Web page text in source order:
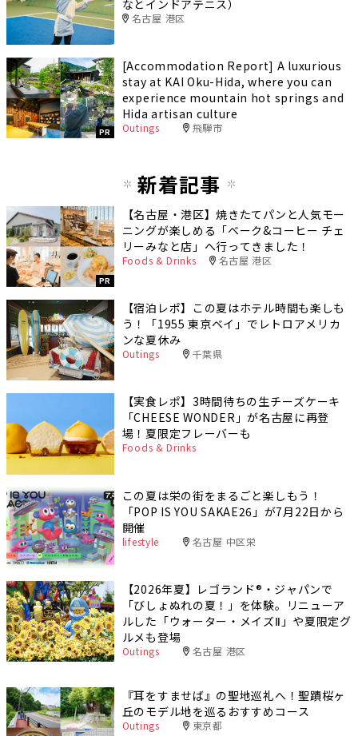
なとインドアテニス）
名古屋 港区
PR
[Accommodation Report] A luxurious
stay at KAI Oku-Hida, where you can
experience mountain hot springs and
Hida artisan culture
Outings 飛騨市
新着記事
PR
【名古屋・港区】焼きたてパンと人気モー
ニングが楽しめる「ベーク&コーヒー チェ
リーみなと店」へ行ってきました！
Foods & Drinks 名古屋 港区
【宿泊レポ】この夏はホテル時間も楽しも
う！「1955 東京ベイ」でレトロアメリカ
ンな夏休み
Outings 千葉県
【実食レポ】3時間待ちの生チーズケーキ
「CHEESE WONDER」が名古屋に再登
場！夏限定フレーバーも
Foods & Drinks
この夏は栄の街をまるごと楽しもう！
「POP IS YOU SAKAE26」が7月22日から
開催
lifestyle 名古屋 中区栄
【2026年夏】レゴランド®・ジャパンで
「びしょぬれの夏！」を体験。リニューア
ルした「ウォーター・メイズⅡ」や夏限定グ
ルメも登場
Outings 名古屋 港区
『耳をすませば』の聖地巡礼へ！聖蹟桜ヶ
丘のモデル地を巡るおすすめコース
Outings 東京都